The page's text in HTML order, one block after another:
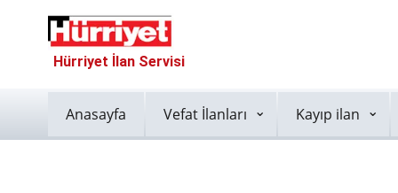
Hürriyet İlan Servisi
Anasayfa Vefat İlanları Kayıp ilan